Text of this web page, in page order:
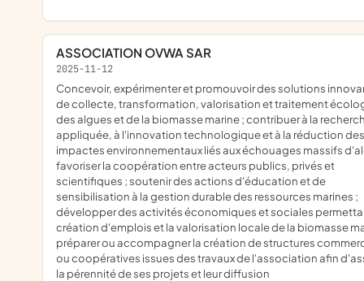
ASSOCIATION OVWA SAR
2025-11-12
concevoir, expérimenter et promouvoir des solutions innovantes
de collecte, transformation, valorisation et traitement
des algues et de la biomasse marine ; contribuer à la
appliquée, à l'innovation technologique et à la réduction des
impactes environnementaux liés aux échouages massifs
favoriser la coopération entre acteurs publics, privés et
scientifiques ; soutenir des actions d'éducation et de
sensibilisation à la gestion durable des ressources marines ;
développer des activités économiques et sociales
création d'emplois et la valorisation locale de la biomasse
préparer ou accompagner la création de structures
ou coopératives issues des travaux de l'association afin
la pérennité de ses projets et leur diffusion